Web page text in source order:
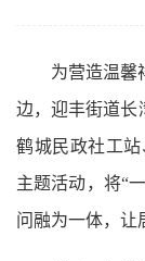
为营造温馨
边，迎丰街道长
鹤城民政社工
主题活动，将“
问融为一体，让